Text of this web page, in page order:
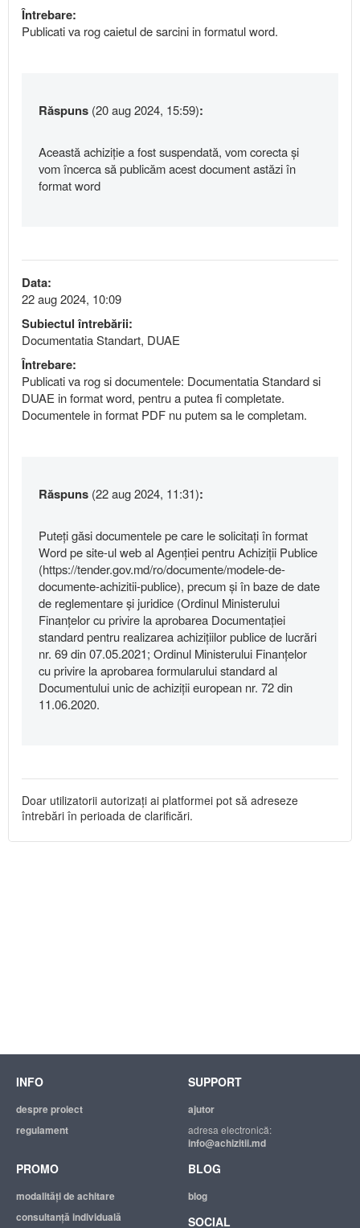
Întrebare:
Publicati va rog caietul de sarcini in formatul word.
Răspuns (20 aug 2024, 15:59):
Această achiziție a fost suspendată, vom corecta și
vom încerca să publicăm acest document astăzi în
format word
Data:
22 aug 2024, 10:09
Subiectul întrebării:
Documentatia Standart, DUAE
Întrebare:
Publicati va rog si documentele: Documentatia Standard si
DUAE in format word, pentru a putea fi completate.
Documentele in format PDF nu putem sa le completam.
Răspuns (22 aug 2024, 11:31):
Puteți găsi documentele pe care le solicitați în format
Word pe site-ul web al Agenției pentru Achiziții Publice
(https://tender.gov.md/ro/documente/modele-de-
documente-achizitii-publice), precum și în baze de date
de reglementare și juridice (Ordinul Ministerului
Finanţelor cu privire la aprobarea Documentaţiei
standard pentru realizarea achiziţiilor publice de lucrări
nr. 69 din 07.05.2021; Ordinul Ministerului Finanţelor
cu privire la aprobarea formularului standard al
Documentului unic de achiziţii european nr. 72 din
11.06.2020.
Doar utilizatorii autorizați ai platformei pot să adreseze
întrebări în perioada de clarificări.
INFO
despre proiect
regulament
SUPPORT
ajutor
adresa electronică:
info@achizitii.md
PROMO
modalităţi de achitare
consultanță individuală
BLOG
blog
SOCIAL